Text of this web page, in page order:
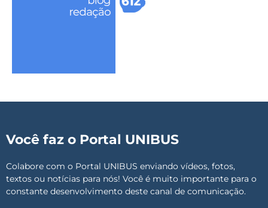
Você faz o Portal UNIBUS
Colabore com o Portal UNIBUS enviando vídeos, fotos,
textos ou notícias para nós! Você é muito importante para o
constante desenvolvimento deste canal de comunicação.